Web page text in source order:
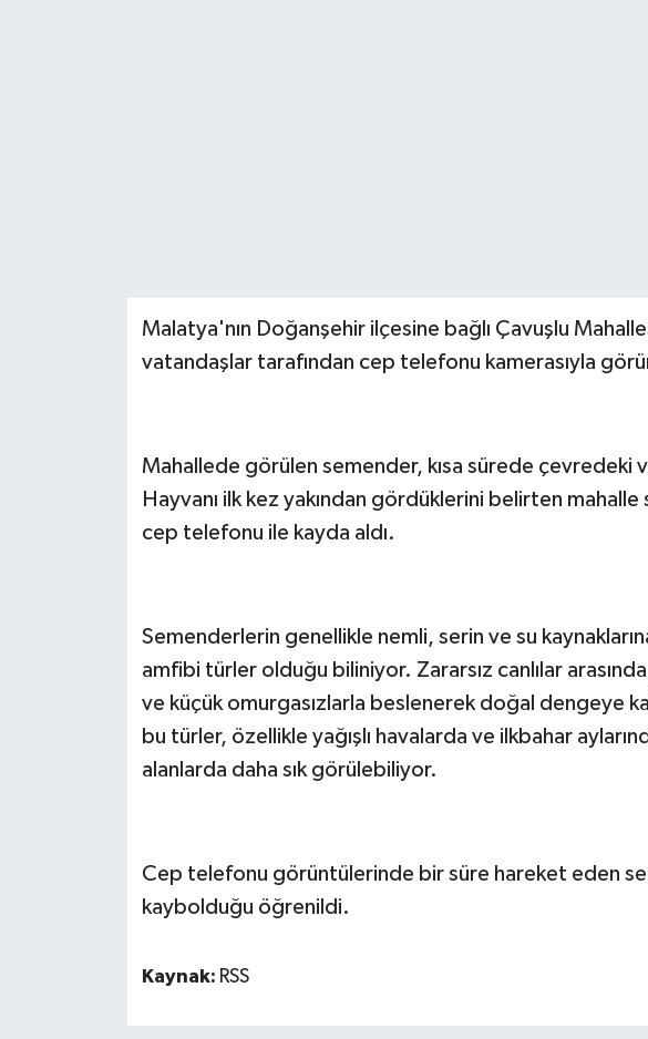
Malatya'nın Doğanşehir ilçesine bağlı Çavuşlu
vatandaşlar tarafından cep telefonu kamerasıyla
Mahallede görülen semender, kısa sürede çevredeki
Hayvanı ilk kez yakından gördüklerini belirten mahalle
cep telefonu ile kayda aldı.
Semenderlerin genellikle nemli, serin ve su
amfibi türler olduğu biliniyor. Zararsız canlılar
ve küçük omurgasızlarla beslenerek doğal dengeye
bu türler, özellikle yağışlı havalarda ve ilkbahar
alanlarda daha sık görülebiliyor.
Cep telefonu görüntülerinde bir süre hareket eden
kaybolduğu öğrenildi.
Kaynak: RSS